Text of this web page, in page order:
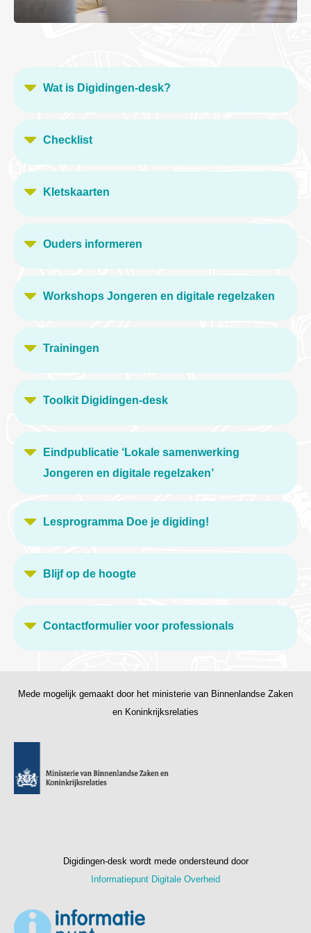
Wat is Digidingen-desk?
Checklist
Kletskaarten
Ouders informeren
Workshops Jongeren en digitale regelzaken
Trainingen
Toolkit Digidingen-desk
Eindpublicatie ‘Lokale samenwerking
Jongeren en digitale regelzaken’
Lesprogramma Doe je digiding!
Blijf op de hoogte
Contactformulier voor professionals
Mede mogelijk gemaakt door het ministerie van Binnenlandse Zaken
en Koninkrijksrelaties
Digidingen-desk wordt mede ondersteund door
Informatiepunt Digitale Overheid